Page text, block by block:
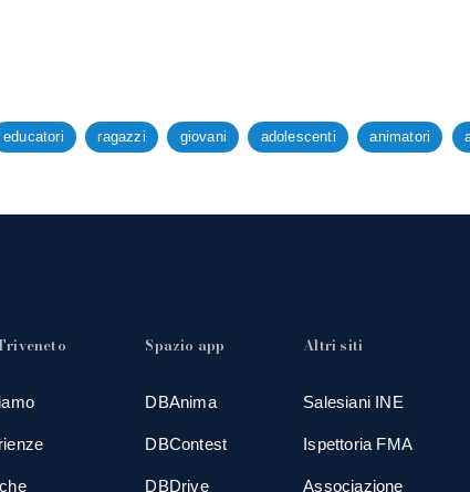
educatori ragazzi giovani adolescenti animatori
Spazio app
DBAnima
DBContest
DBDrive
Altri siti
Salesiani INE
Ispettoria FMA
Associazione